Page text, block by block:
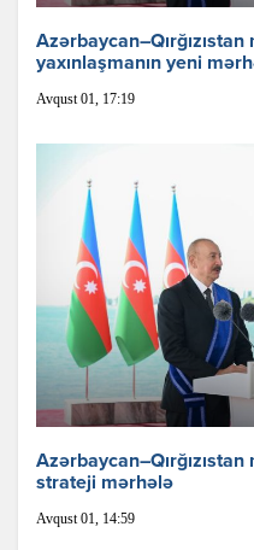
yaxınlaşmanın yeni
Avqust 01, 17:19
strateji mərhələ
Avqust 01, 14:59